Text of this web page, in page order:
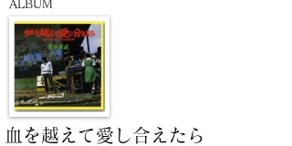
血を越えて愛し合えたら
ALBUM